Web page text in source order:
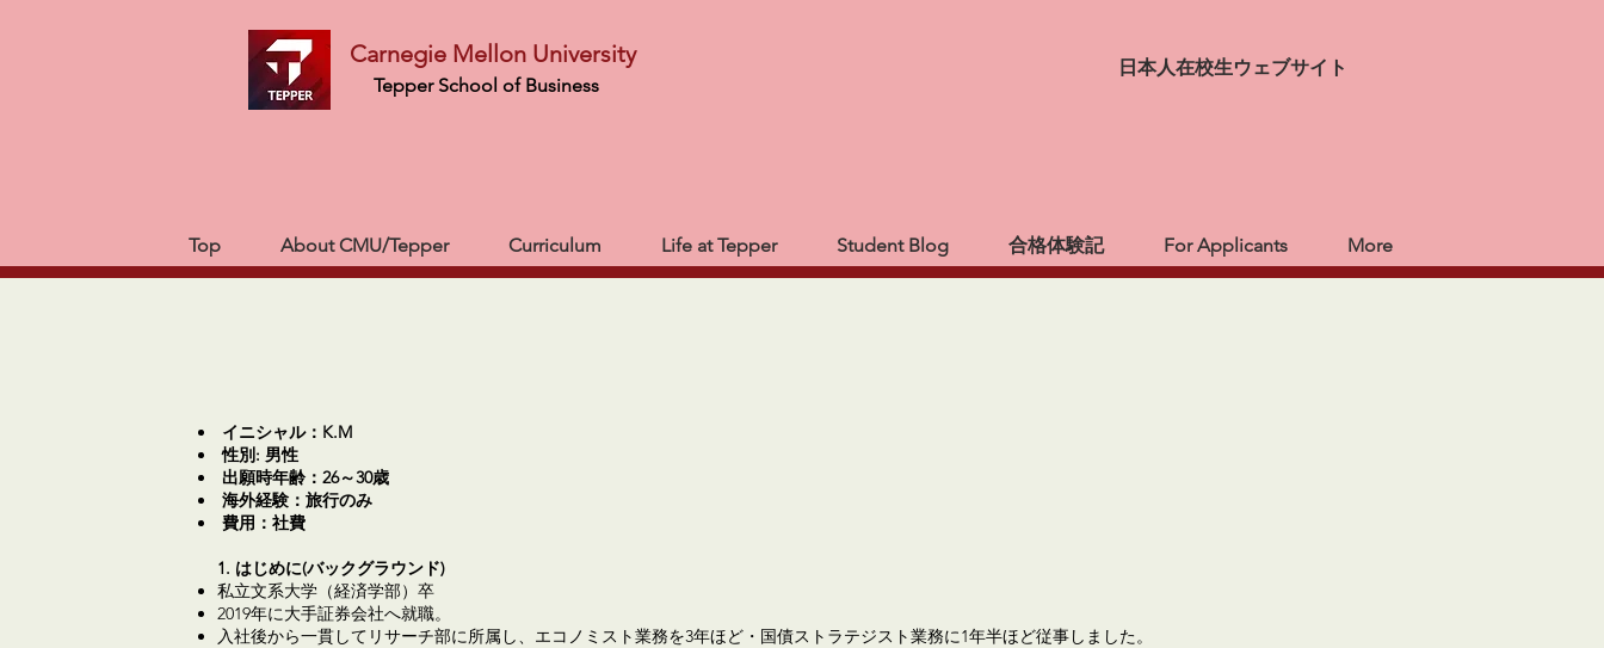
Carnegie Mellon University
Tepper School of Business
日本人在校生ウェブサイト
Top About CMU/Tepper Curriculum Life at Tepper Student Blog 合格体験記 For Applicants More
イニシャル：K.M
性別: 男性
出願時年齢：26～30歳
海外経験：旅行のみ
費用：社費
1. はじめに(バックグラウンド)
私立文系大学（経済学部）卒
2019年に大手証券会社へ就職。
入社後から一貫してリサーチ部に所属し、エコノミスト業務を3年ほど・国債ストラテジスト業務に1年半ほど従事しました。